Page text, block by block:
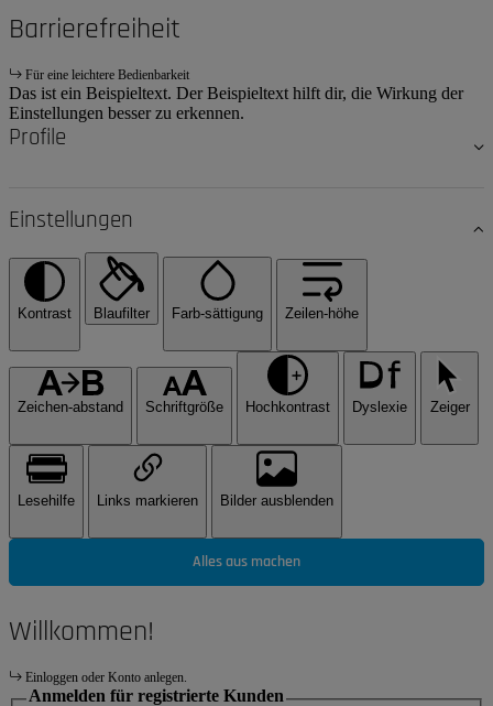
Barrierefreiheit
Für eine leichtere Bedienbarkeit
Das ist ein Beispieltext. Der Beispieltext hilft dir, die Wirkung der
Einstellungen besser zu erkennen.
Profile
Einstellungen
Kontrast Blaufilter Farb-sättigung Zeilen-höhe
Zeichen-abstand Schriftgröße Hochkontrast Dyslexie Zeiger
Lesehilfe Links markieren Bilder ausblenden
Alles aus machen
Willkommen!
Einloggen oder Konto anlegen.
Anmelden für registrierte Kunden